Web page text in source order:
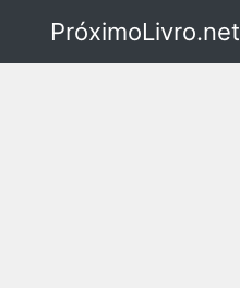
PróximoLivro.net